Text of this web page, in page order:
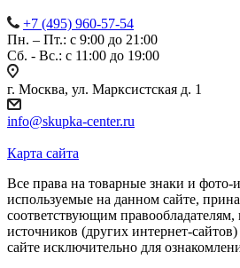
+7 (495) 960-57-54
Пн. – Пт.: с 9:00 до 21:00
Сб. - Вс.: c 11:00 до 19:00
г. Москва, ул. Марксистская д. 1
info@skupka-center.ru
Карта сайта
Все права на товарные знаки и фото-
используемые на данном сайте,
соответствующим
источников (других интернет-
сайте исключительно для